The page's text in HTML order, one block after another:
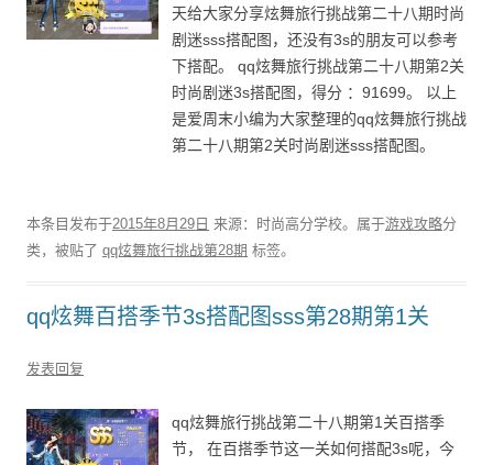
天给大家分享炫舞旅行挑战第二十八期时尚
剧迷sss搭配图，还没有3s的朋友可以参考
下搭配。 qq炫舞旅行挑战第二十八期第2关
时尚剧迷3s搭配图，得分 ：91699。 以上
是爱周末小编为大家整理的qq炫舞旅行挑战
第二十八期第2关时尚剧迷sss搭配图。
本条目发布于2015年8月29日 来源：时尚高分学校。属于游戏攻略分
类，被贴了 qq炫舞旅行挑战第28期 标签。
qq炫舞百搭季节3s搭配图sss第28期第1关
发表回复
qq炫舞旅行挑战第二十八期第1关百搭季
节， 在百搭季节这一关如何搭配3s呢，今